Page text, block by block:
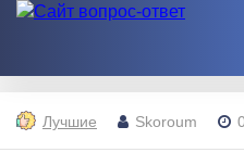
Лучшие Skoroum